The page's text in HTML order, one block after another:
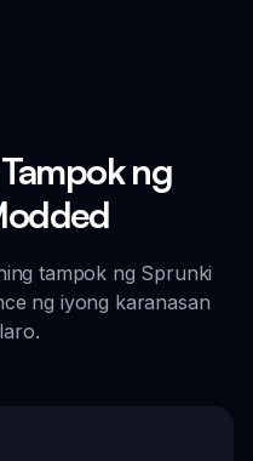
ng
tampok ng Sprunki
ng iyong karanasan